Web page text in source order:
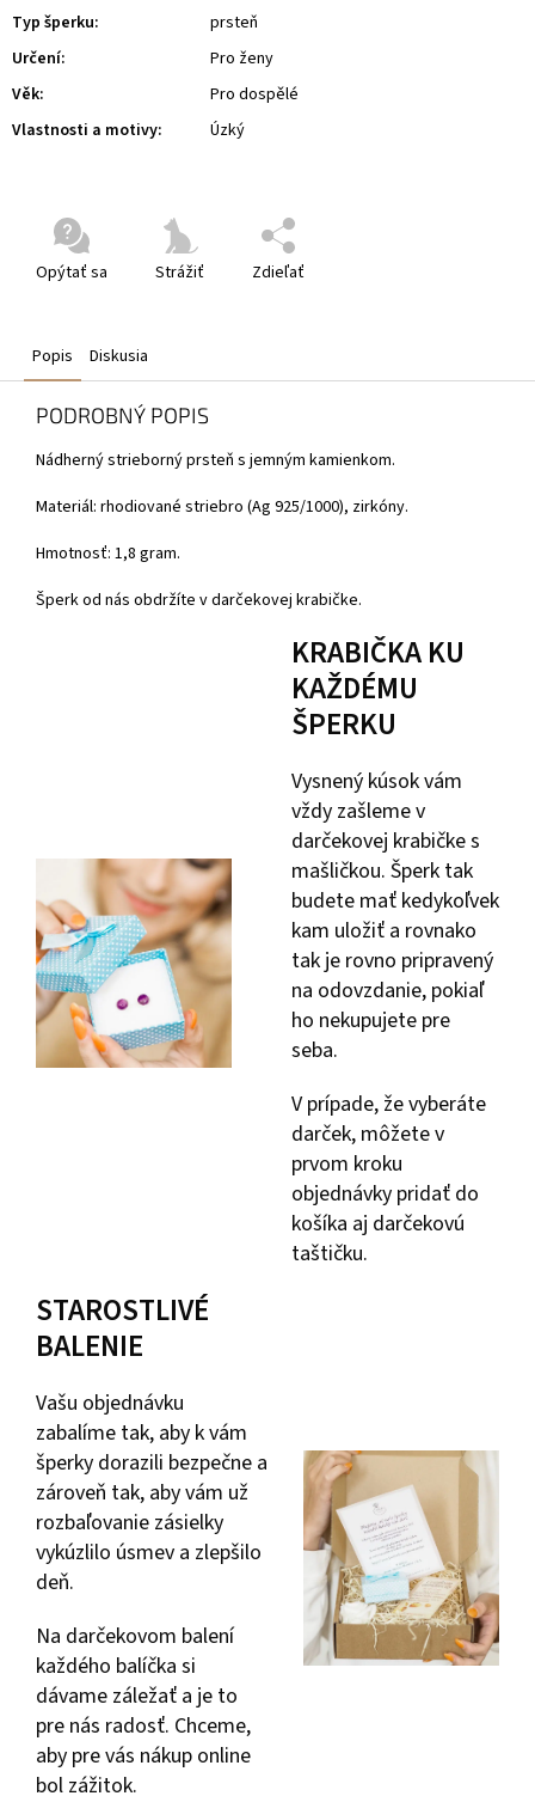
Opýtať sa Strážiť Zdieľať
Typ šperku:
prsteň
Určení:
Pro ženy
Věk:
Pro dospělé
Vlastnosti a motivy: Úzký
Popis Diskusia
PODROBNÝ POPIS
Nádherný strieborný prsteň s jemným kamienkom.
Materiál: rhodiované striebro (Ag 925/1000), zirkóny.
Hmotnosť: 1,8 gram.
Šperk od nás obdržíte v darčekovej krabičke.
KRABIČKA KU
KAŽDÉMU
ŠPERKU
Vysnený kúsok vám
vždy zašleme v
darčekovej krabičke s
mašličkou. Šperk tak
budete mať kedykoľvek
kam uložiť a rovnako
tak je rovno pripravený
na odovzdanie, pokiaľ
ho nekupujete pre
seba.
V prípade, že vyberáte
darček, môžete v
prvom kroku
objednávky pridať do
košíka aj darčekovú
taštičku.
STAROSTLIVÉ
BALENIE
Vašu objednávku
zabalíme tak, aby k vám
šperky dorazili bezpečne a
zároveň tak, aby vám už
rozbaľovanie zásielky
vykúzlilo úsmev a zlepšilo
deň.
Na darčekovom balení
každého balíčka si
dávame záležať a je to
pre nás radosť. Chceme,
aby pre vás nákup online
bol zážitok.